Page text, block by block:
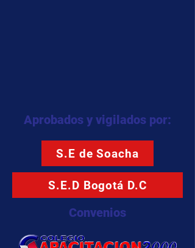
Aprobados y vigilados por:
S.E de Soacha
S.E.D Bogotá D.C
Convenios